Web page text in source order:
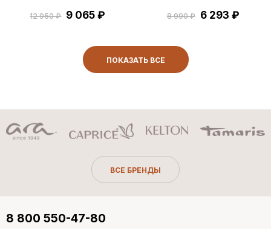
12 950 ₽ 9 065 ₽ 8 990 ₽ 6 293 ₽
ПОКАЗАТЬ ВСЕ
ВСЕ БРЕНДЫ
8 800 550-47-80